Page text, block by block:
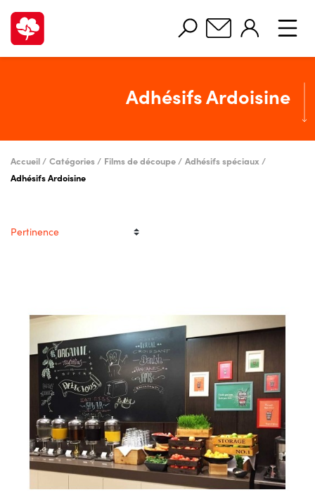
Adhésifs Ardoisine
Accueil Catégories Films de découpe
Adhésifs spéciaux
Adhésifs Ardoisine